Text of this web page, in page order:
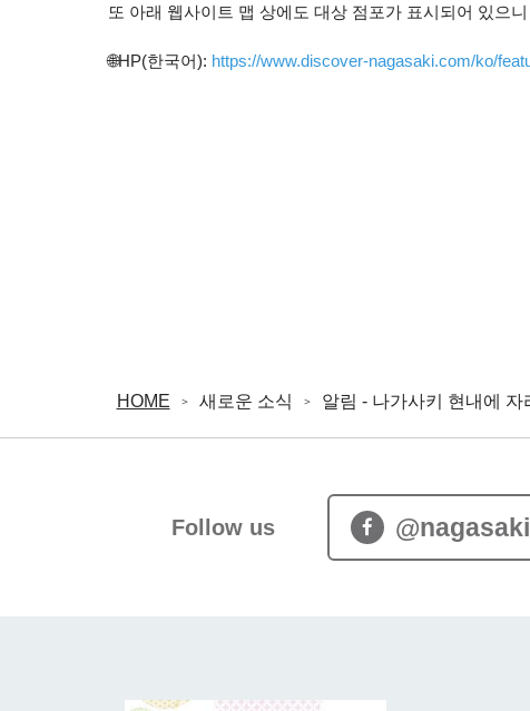
또 아래 웹사이트 맵 상에도 대상 점포가 표시되어 있으
🌐HP(한국어): https://www.discover-nagasaki.com/ko/
HOME 새로운 소식 알림 - 나가사키 현내에
Follow us